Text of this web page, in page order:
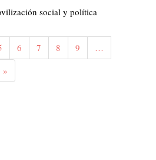
social y política
Página
6 Página
7 Página
8 Página
9
…
»